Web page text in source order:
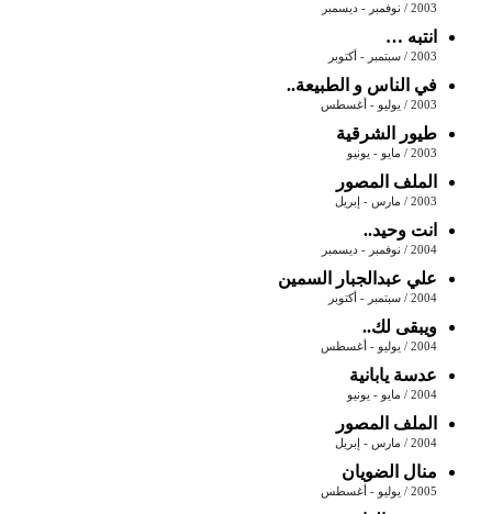
2003 / نوفمبر - ديسمبر
انتبه …
2003 / سبتمبر - أكتوبر
في الناس و الطبيعة..
2003 / يوليو - أغسطس
طيور الشرقية
2003 / مايو - يونيو
الملف المصور
2003 / مارس - إبريل
انت وحيد..
2004 / نوفمبر - ديسمبر
علي عبدالجبار السمين
2004 / سبتمبر - أكتوبر
ويبقى لك..
2004 / يوليو - أغسطس
عدسة يابانية
2004 / مايو - يونيو
الملف المصور
2004 / مارس - إبريل
منال الضويان
2005 / يوليو - أغسطس